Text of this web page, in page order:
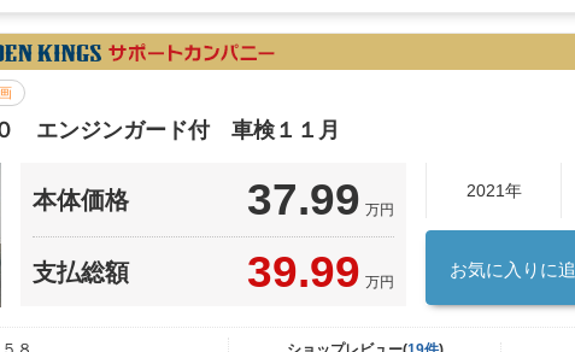
エンジンガード付 車検１１月
本体価格 37.99 万円
支払総額 39.99 万円
2021年
お気に入りに